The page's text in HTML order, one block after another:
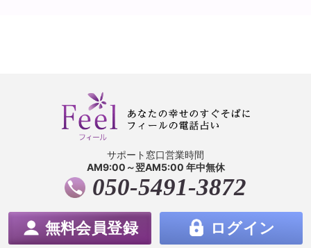
サポート窓口営業時間
AM9:00～翌AM5:00 年中無休
050-5491-3872
無料会員登録 ログイン